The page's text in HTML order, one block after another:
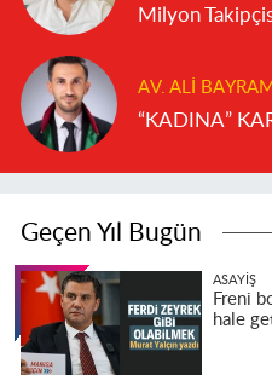
Milyon
AV. ALI
“KADINA”
Geçen Yıl Bugün
ASAYIŞ
Freni
hale